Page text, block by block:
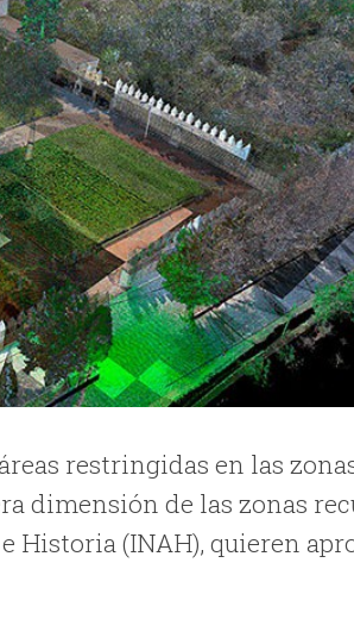
restringidas en las
dimensión de las zonas
Historia (INAH), quieren